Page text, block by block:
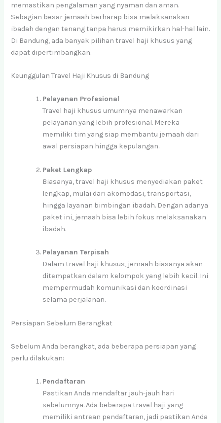
memastikan pengalaman yang nyaman dan aman.
Sebagian besar jemaah berharap bisa melaksanakan
ibadah dengan tenang tanpa harus memikirkan hal-hal lain.
Di Bandung, ada banyak pilihan travel haji khusus yang
dapat dipertimbangkan.
Keunggulan Travel Haji Khusus di Bandung
Pelayanan Profesional
Travel haji khusus umumnya menawarkan
pelayanan yang lebih profesional. Mereka
memiliki tim yang siap membantu jemaah dari
awal persiapan hingga kepulangan.
Paket Lengkap
Biasanya, travel haji khusus menyediakan paket
lengkap, mulai dari akomodasi, transportasi,
hingga layanan bimbingan ibadah. Dengan adanya
paket ini, jemaah bisa lebih fokus melaksanakan
ibadah.
Pelayanan Terpisah
Dalam travel haji khusus, jemaah biasanya akan
ditempatkan dalam kelompok yang lebih kecil. Ini
mempermudah komunikasi dan koordinasi
selama perjalanan.
Persiapan Sebelum Berangkat
Sebelum Anda berangkat, ada beberapa persiapan yang
perlu dilakukan:
Pendaftaran
Pastikan Anda mendaftar jauh-jauh hari
sebelumnya. Ada beberapa travel haji yang
memiliki antrean pendaftaran, jadi pastikan Anda